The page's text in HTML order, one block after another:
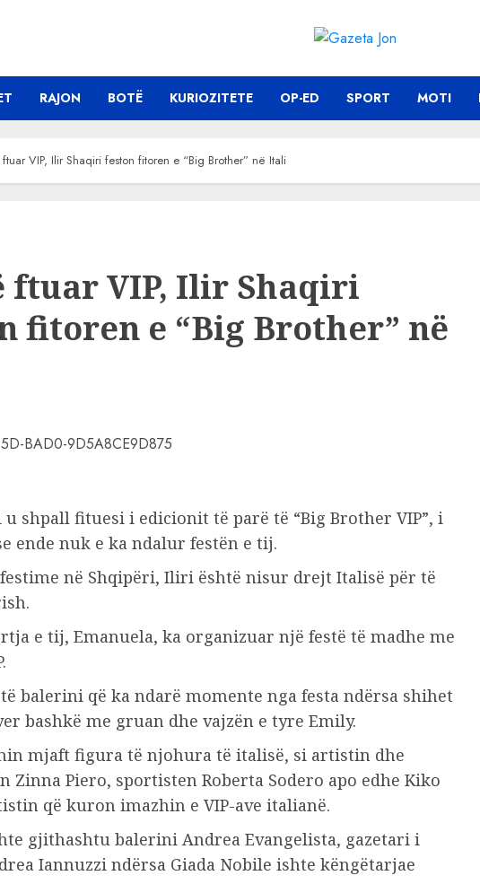
RAJON BOTË KURIOZITETE OP-ED SPORT MOTI
VIP, Ilir Shaqiri feston fitoren e “Big Brother” në Itali
ftuar VIP, Ilir Shaqiri
fitoren e “Big Brother” në
shpall fituesi i edicionit të parë të “Big Brother VIP”, i
ende nuk e ka ndalur festën e tij.
festime në Shqipëri, Iliri është nisur drejt Italisë për të
e tij, Emanuela, ka organizuar një festë të madhe me
balerini që ka ndarë momente nga festa ndërsa shihet
bashkë me gruan dhe vajzën e tyre Emily.
mjaft figura të njohura të italisë, si artistin dhe
Zinna Piero, sportisten Roberta Sodero apo edhe Kiko
që kuron imazhin e VIP-ave italianë.
gjithashtu balerini Andrea Evangelista, gazetari i
Iannuzzi ndërsa Giada Nobile ishte këngëtarjae